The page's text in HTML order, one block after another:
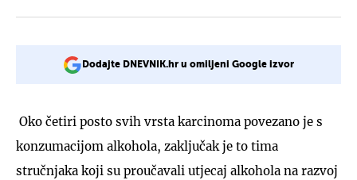
Dodajte DNEVNIK.hr u omiljeni Google izvor
Oko četiri posto svih vrsta karcinoma povezano je s
konzumacijom alkohola, zaključak je to tima
stručnjaka koji su proučavali utjecaj alkohola na razvoj